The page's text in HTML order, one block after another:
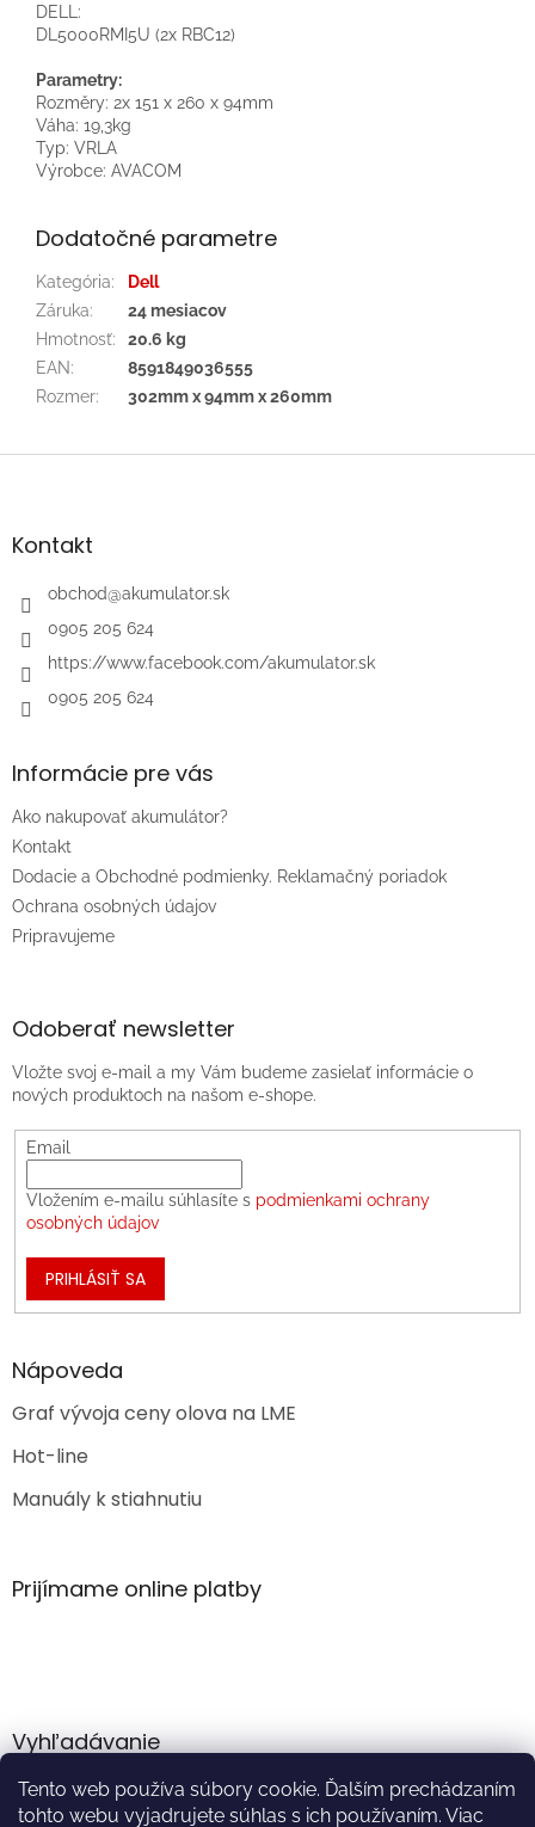
Tento web používa súbory cookie. Ďalším prechádzaním
tohto webu vyjadrujete súhlas s ich používaním. Viac
DELL:
DL5000RMI5U (2x RBC12)
Parametry:
Rozměry: 2x 151 x 260 x 94mm
Váha: 19,3kg
Typ: VRLA
Výrobce: AVACOM
Dodatočné parametre
Kategória:
Dell
Záruka:
24 mesiacov
Hmotnosť:
20.6 kg
EAN:
8591849036555
Rozmer: 302mm x 94mm x 260mm
Z
äKontakt
obchod@akumulator.sk
0905 205 624
https://www.facebook.com/akumulator.sk
0905 205 624
Informácie pre vás
Ako nakupovať akumulátor?
Kontakt
Dodacie a Obchodné podmienky. Reklamačný poriadok
Ochrana osobných údajov
Pripravujeme
Odoberať newsletter
Vložte svoj e-mail a my Vám budeme zasielať informácie o
nových produktoch na našom e-shope.
Email
Vložením e-mailu súhlasíte s podmienkami ochrany
osobných údajov
PRIHLÁSIŤ SA
Nápoveda
Graf vývoja ceny olova na LME
Hot-line
Manuály k stiahnutiu
Prijímame online platby
Vyhľadávanie
HĽADAŤ